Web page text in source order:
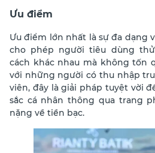
Ưu điểm
Ưu điểm lớn nhất là sự đa dạng
cho phép người tiêu dùng
cách khác nhau mà không tốn
với những người có thu nhập
viên, đây là giải pháp tuyệt vời
sắc cá nhân thông qua trang
nặng về tiền bạc.